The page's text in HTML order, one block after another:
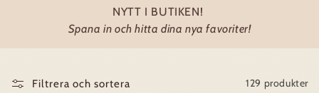
d
NYTT I BUTIKEN!
Spana in och hitta dina nya favoriter!
Filtrera och sortera 129 produkter